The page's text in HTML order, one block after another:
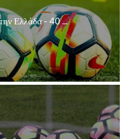
Ελλάδα - 40 ...